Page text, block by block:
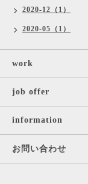
2020-12（1）
2020-05（1）
work
job offer
information
お問い合わせ